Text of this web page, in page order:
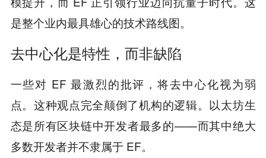
是整个业内最具雄心的技术路线图。
去中心化是特性，而非缺陷
一些对 EF 最激烈的批评，将去中心化视为弱
点。这种观点完全颠倒了机构的逻辑。以太坊生
态是所有区块链中开发者最多的——而其中绝大
多数开发者并不隶属于 EF。